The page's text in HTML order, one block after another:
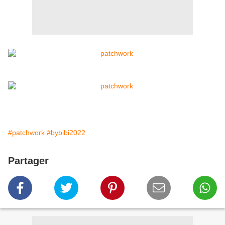
#patchwork #bybibi2022
Partager